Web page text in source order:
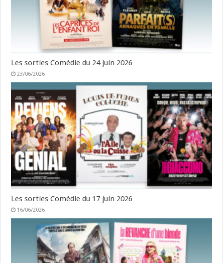
Les sorties Comédie du 24 juin 2026
23/06/2026
Les sorties Comédie du 17 juin 2026
16/06/2026